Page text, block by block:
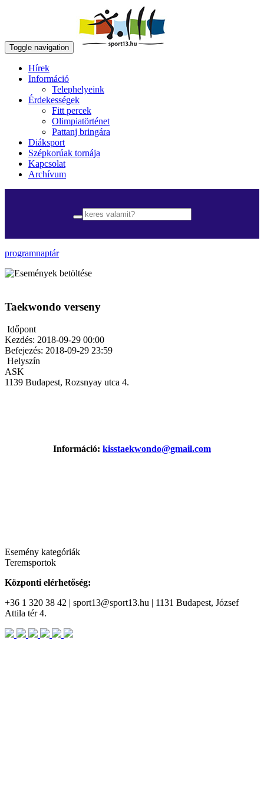
Toggle navigation
Hírek
Információ
Telephelyeink
Érdekességek
Fitt percek
Olimpiatörténet
Pattanj bringára
Diáksport
Szépkorúak tornája
Kapcsolat
Archívum
programnaptár
Taekwondo verseny
Időpont
Kezdés: 2018-09-29 00:00
Befejezés: 2018-09-29 23:59
Helyszín
ASK
1139 Budapest, Rozsnyay utca 4.
Információ: kisstaekwondo@gmail.com
Esemény kategóriák
Teremsportok
Központi elérhetőség:
+36 1 320 38 42 | sport13@sport13.hu | 1131 Budapest, József
Attila tér 4.